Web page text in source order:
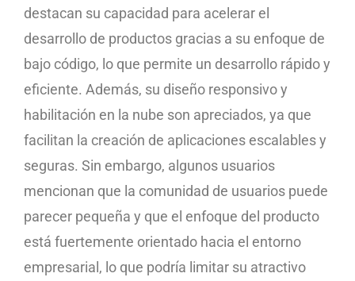
destacan su capacidad para acelerar el
desarrollo de productos gracias a su enfoque de
bajo código, lo que permite un desarrollo rápido y
eficiente. Además, su diseño responsivo y
habilitación en la nube son apreciados, ya que
facilitan la creación de aplicaciones escalables y
seguras. Sin embargo, algunos usuarios
mencionan que la comunidad de usuarios puede
parecer pequeña y que el enfoque del producto
está fuertemente orientado hacia el entorno
empresarial, lo que podría limitar su atractivo